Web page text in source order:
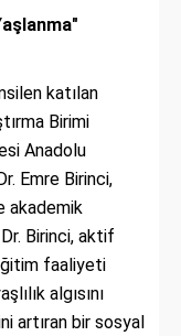
katılan
Birimi
Anadolu
Emre Birinci,
akademik
Birinci, aktif
faaliyeti
algısını
artıran bir sosyal